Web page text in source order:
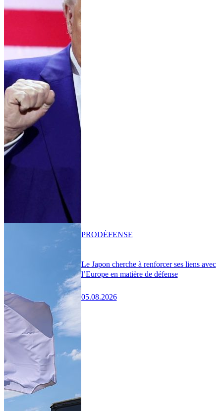
Le Japon cherche à renforcer ses liens avec
l’Europe en matière de défense
05.08.2026
PRODÉFENSE